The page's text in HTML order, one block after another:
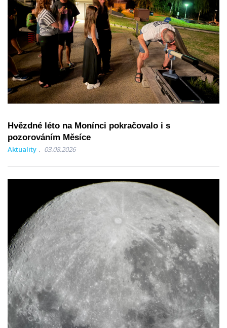
Hvězdné léto na Monínci pokračovalo i s
pozorováním Měsíce
Aktuality 03.08.2026